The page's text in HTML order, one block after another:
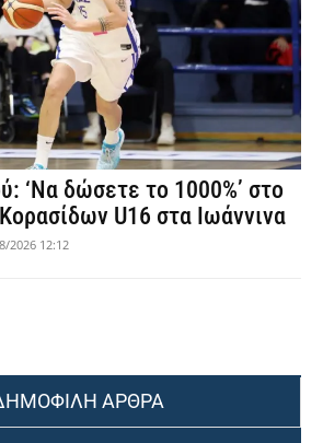
‘Να δώσετε το 1000%’ στο
U16 στα Ιωάννινα
2026 12:12
ΑΡΘΡΑ